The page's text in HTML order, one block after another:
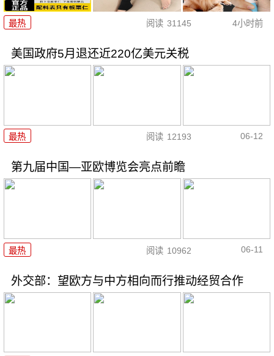
最热 阅读 31145 4小时前
美国政府5月退还近220亿美元关税
最热 阅读 12193 06-12
第九届中国—亚欧博览会亮点前瞻
最热 阅读 10962 06-11
外交部：望欧方与中方相向而行推动经贸合作